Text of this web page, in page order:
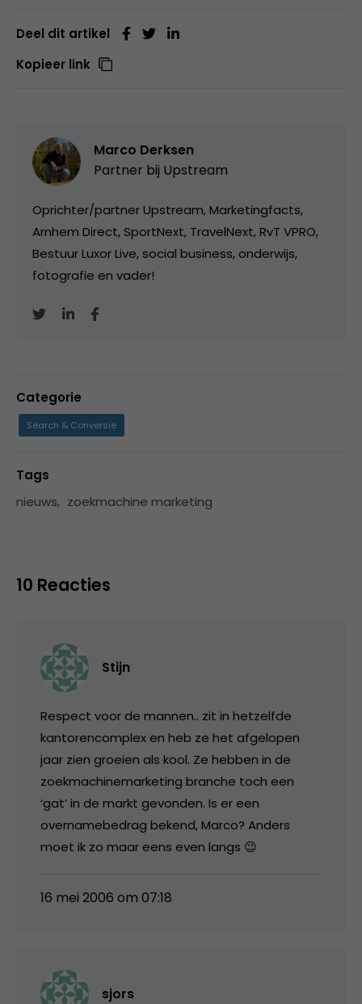
Deel dit artikel
Kopieer link
Marco Derksen
Partner bij Upstream
Oprichter/partner Upstream, Marketingfacts,
Arnhem Direct, SportNext, TravelNext, RvT VPRO,
Bestuur Luxor Live, social business, onderwijs,
fotografie en vader!
Categorie
Search & Conversie
Tags
nieuws, zoekmachine marketing
10 Reacties
Stijn
Respect voor de mannen.. zit in hetzelfde
kantorencomplex en heb ze het afgelopen
jaar zien groeien als kool. Ze hebben in de
zoekmachinemarketing branche toch een
‘gat’ in de markt gevonden. Is er een
overnamebedrag bekend, Marco? Anders
moet ik zo maar eens even langs 😉
16 mei 2006 om 07:18
sjors